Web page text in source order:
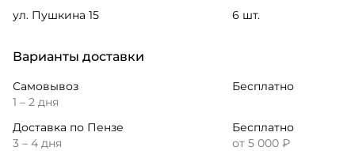
ул. Пушкина 15
6 шт.
Варианты доставки
Самовывоз
1 – 2 дня
Бесплатно
Доставка по Пензе
3 – 4 дня
Бесплатно
от 5 000 ₽